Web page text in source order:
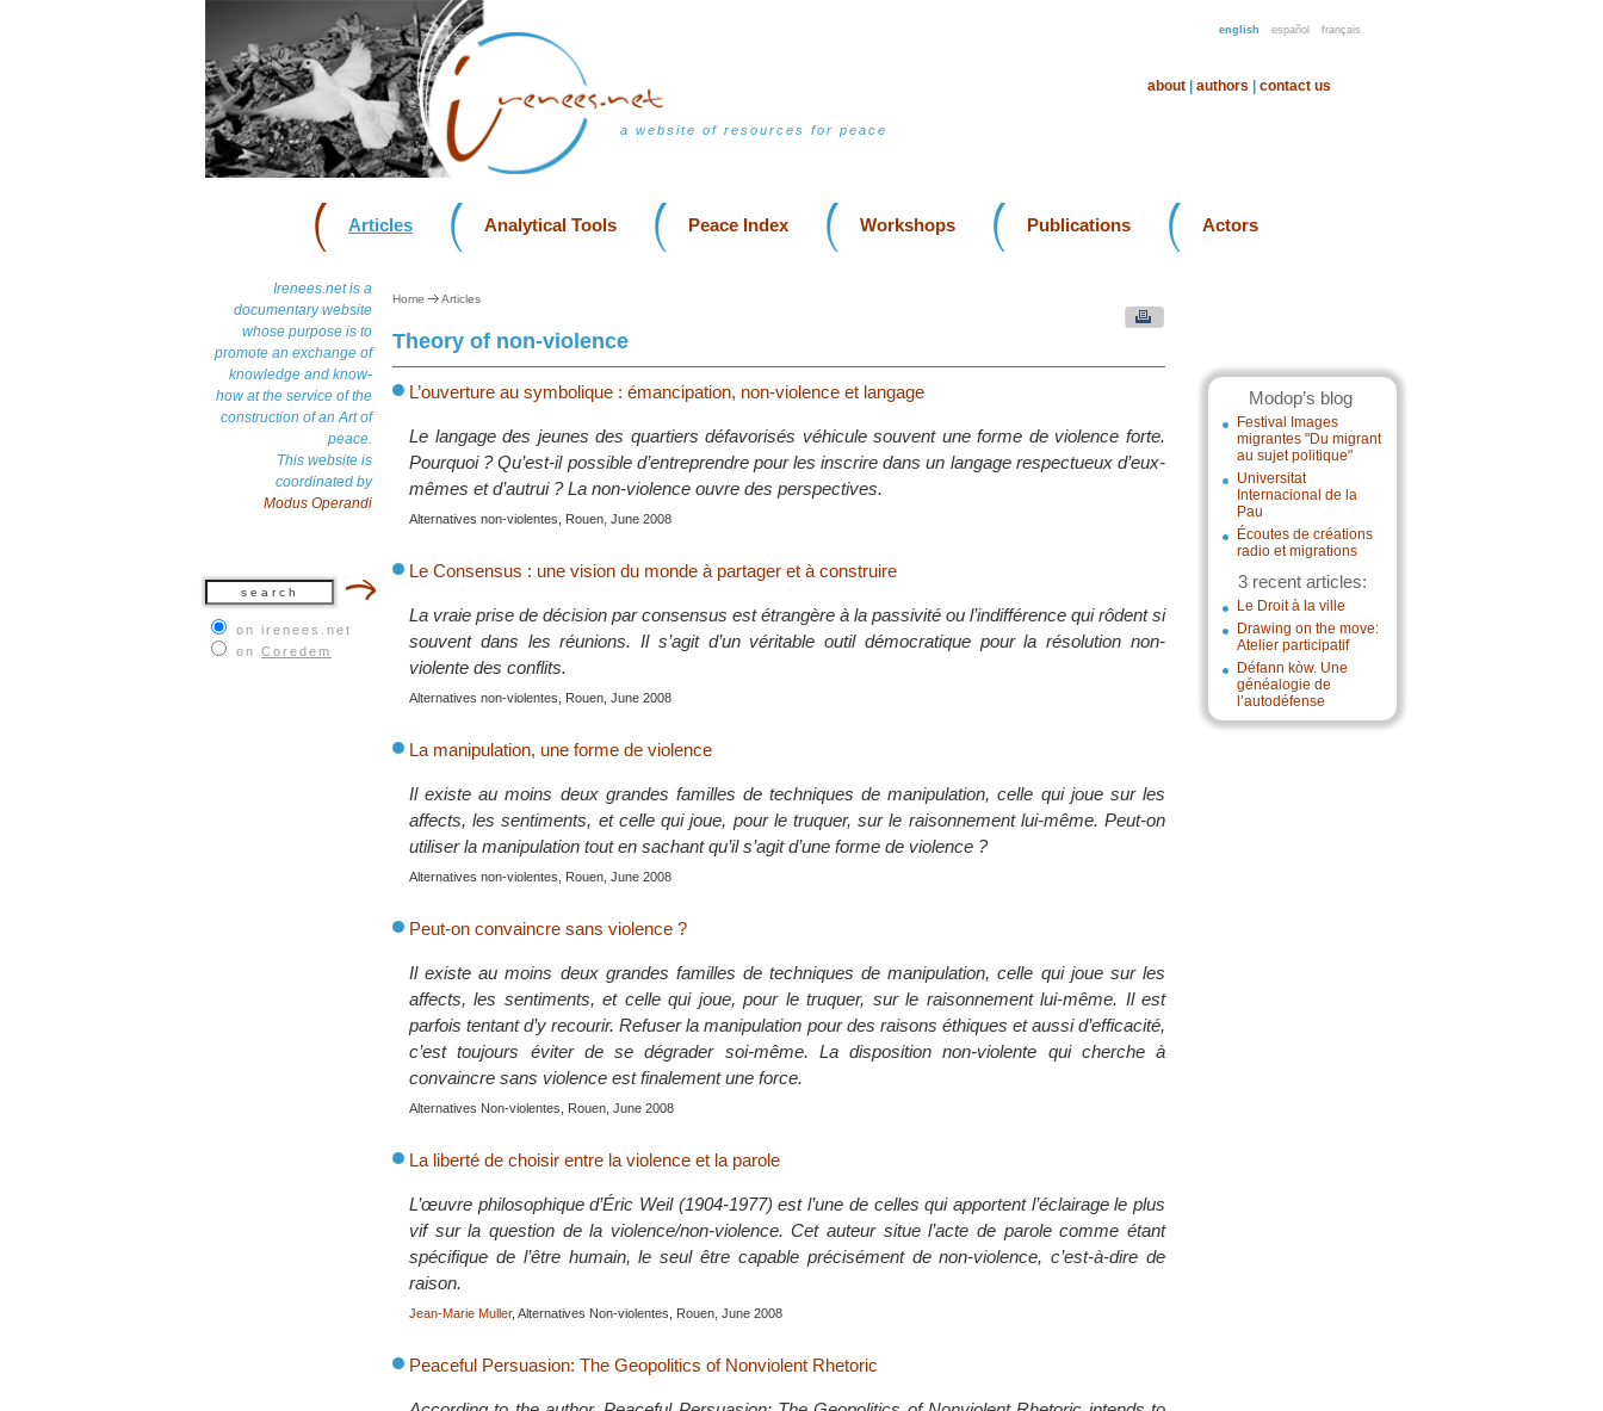
english español français
a website of resources for peace
about authors contact us
Articles Analytical Tools Peace Index Workshops Publications Actors
Irenees.net is a
documentary website
whose purpose is to
promote an exchange of
knowledge and know-
how at the service of the
construction of an Art of
peace.
This website is
coordinated by
Modus Operandi
on irenees.net
on Coredem
Modop’s blog
Festival Images
migrantes "Du migrant
au sujet politique"
Universitat
Internacional de la
Pau
Écoutes de créations
radio et migrations
3 recent articles:
Le Droit à la ville
Drawing on the move:
Atelier participatif
Défann kòw. Une
généalogie de
l’autodéfense
Home Articles
Theory of non-violence
L’ouverture au symbolique : émancipation, non-violence et langage
Le langage des jeunes des quartiers défavorisés véhicule souvent une forme de violence forte.
Pourquoi ? Qu’est-il possible d’entreprendre pour les inscrire dans un langage respectueux d’eux-
mêmes et d’autrui ? La non-violence ouvre des perspectives.
Alternatives non-violentes, Rouen, June 2008
Le Consensus : une vision du monde à partager et à construire
La vraie prise de décision par consensus est étrangère à la passivité ou l’indifférence qui rôdent si
souvent dans les réunions. Il s’agit d’un véritable outil démocratique pour la résolution non-
violente des conflits.
Alternatives non-violentes, Rouen, June 2008
La manipulation, une forme de violence
Il existe au moins deux grandes familles de techniques de manipulation, celle qui joue sur les
affects, les sentiments, et celle qui joue, pour le truquer, sur le raisonnement lui-même. Peut-on
utiliser la manipulation tout en sachant qu’il s’agit d’une forme de violence ?
Alternatives non-violentes, Rouen, June 2008
Peut-on convaincre sans violence ?
Il existe au moins deux grandes familles de techniques de manipulation, celle qui joue sur les
affects, les sentiments, et celle qui joue, pour le truquer, sur le raisonnement lui-même. Il est
parfois tentant d’y recourir. Refuser la manipulation pour des raisons éthiques et aussi d’efficacité,
c’est toujours éviter de se dégrader soi-même. La disposition non-violente qui cherche à
convaincre sans violence est finalement une force.
Alternatives Non-violentes, Rouen, June 2008
La liberté de choisir entre la violence et la parole
L’œuvre philosophique d’Éric Weil (1904-1977) est l’une de celles qui apportent l’éclairage le plus
vif sur la question de la violence/non-violence. Cet auteur situe l’acte de parole comme étant
spécifique de l’être humain, le seul être capable précisément de non-violence, c’est-à-dire de
raison.
Jean-Marie Muller, Alternatives Non-violentes, Rouen, June 2008
Peaceful Persuasion: The Geopolitics of Nonviolent Rhetoric